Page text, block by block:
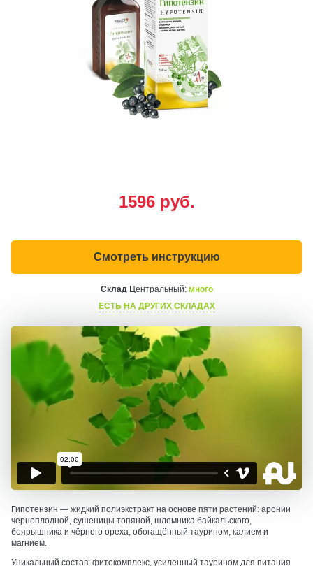
Гипотензин — жидкий полиэкстракт на основе пяти растений: аронии
черноплодной, сушеницы топяной, шлемника байкальского,
боярышника и чёрного ореха, обогащённый таурином, калием и
магнием.
Уникальный состав: фитокомплекс, усиленный таурином для питания
1596 руб.
Смотреть инструкцию
СкладЦентральный: много
ЕСТЬ НА ДРУГИХ СКЛАДАХ